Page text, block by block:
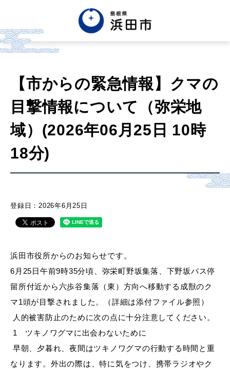
한글 Tiếng việt Tagalog
市政情報
くらし・手続き・
教育・文化・スポーツ
移住・定住（はまだぐらし）
観光・飲食
【市からの緊急情報】クマの
目撃情報について（弥栄地
域）(2026年06月25日 10時
18分)
登録日：2026年6月25日
浜田市役所からのお知らせです。
6月25日午前9時35分頃、弥栄町野坂集落、下野坂バス停
留所付近から六歩谷集落（東）方向へ移動する成獣のク
マ1頭が目撃されました。（詳細は添付ファイル参照）
人的被害防止のために次の点に十分注意してください。
1 ツキノワグマに出会わないために
早朝、夕暮れ、夜間はツキノワグマの行動する時間と重
なります。外出の際は、特に気をつけ、携帯ラジオやク